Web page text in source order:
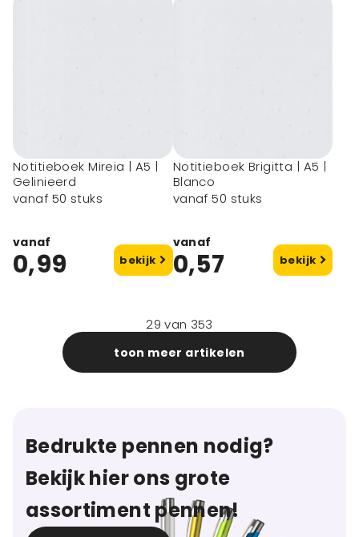
Notitieboek Mireia | A5 |
Gelinieerd
vanaf 50 stuks
vanaf
0,99 bekijk
Notitieboek Brigitta | A5 |
Blanco
vanaf 50 stuks
vanaf
0,57 bekijk
29 van 353
toon meer artikelen
Bedrukte pennen nodig?
Bekijk hier ons grote
assortiment pennen!